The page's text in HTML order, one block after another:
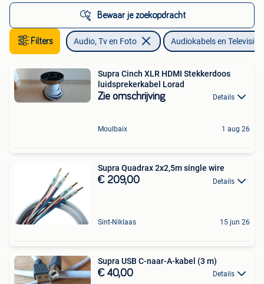
Bewaar je zoekopdracht
Filters Audio, Tv en Foto Audiokabels en
Supra Cinch XLR HDMI Stekkerdoos
luidsprekerkabel Lorad
Zie omschrijving Details
Moulbaix 1 aug 26
Supra Quadrax 2x2,5m single wire
€ 209,00 Details
Sint-Niklaas 15 jun 26
Supra USB C-naar-A-kabel (3 m)
€ 40,00 Details